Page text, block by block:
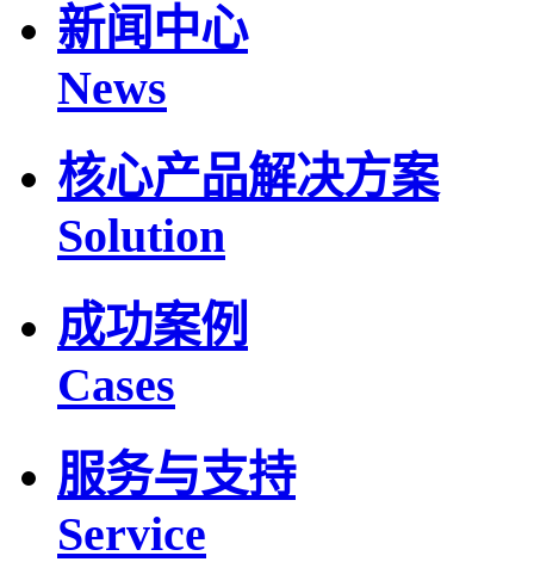
新闻中心
News
核心产品解决方案
Solution
成功案例
Cases
服务与支持
Service